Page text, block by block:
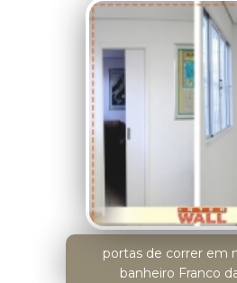
portas de correr em
banheiro Franco